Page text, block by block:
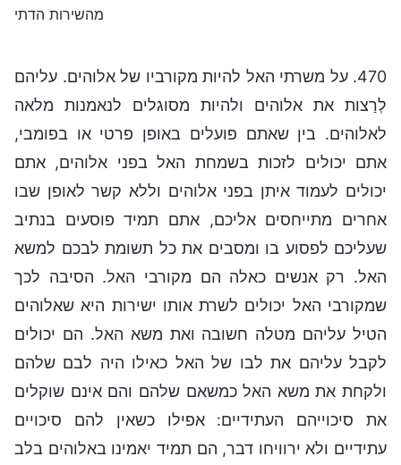
מהשירות הדתי
470. על משרתי האל להיות מקורביו של אלוהים. עליהם
לְרַצות את אלוהים ולהיות מסוגלים לנאמנות מלאה
לאלוהים. בין שאתם פועלים באופן פרטי או בפומבי,
אתם יכולים לזכות בשמחת האל בפני אלוהים, אתם
יכולים לעמוד איתן בפני אלוהים וללא קשר לאופן שבו
אחרים מתייחסים אליכם, אתם תמיד פוסעים בנתיב
שעליכם לפסוע בו ומסבים את כל תשומת לבכם למשא
האל. רק אנשים כאלה הם מקורבי האל. הסיבה לכך
שמקורבי האל יכולים לשרת אותו ישירות היא שאלוהים
הטיל עליהם מטלה חשובה ואת משא האל. הם יכולים
לקבל עליהם את לבו של האל כאילו היה לבם שלהם
ולקחת את משא האל כמשאם שלהם והם אינם שוקלים
את סיכוייהם העתידיים: אפילו כשאין להם סיכויים
עתידיים ולא ירוויחו דבר, הם תמיד יאמינו באלוהים בלב